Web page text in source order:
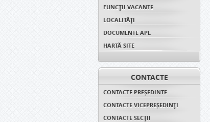
FUNCȚII VACANTE
LOCALITĂȚI
DOCUMENTE APL
HARTĂ SITE
CONTACTE
CONTACTE PREȘEDINTE
CONTACTE VICEPREȘEDINŢI
CONTACTE SECȚII